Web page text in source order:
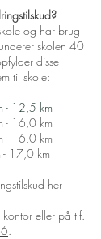
og har brug
skolen 40
disse
til skole:
- 12,5 km
- 16,0 km
- 16,0 km
- 17,0 km
her
kontor eller på tlf.
.